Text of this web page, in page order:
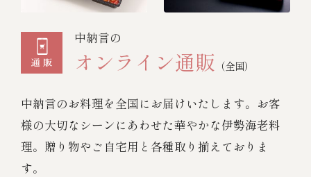
中納言の
オンライン通販 （全国）
中納言のお料理を全国にお届けいたします。お客
様の大切なシーンにあわせた華やかな伊勢海老料
理。贈り物やご自宅用と各種取り揃えておりま
す。